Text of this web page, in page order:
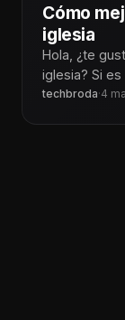
Cómo
iglesia
Hola, ¿te
iglesia? Si
techbroda·4